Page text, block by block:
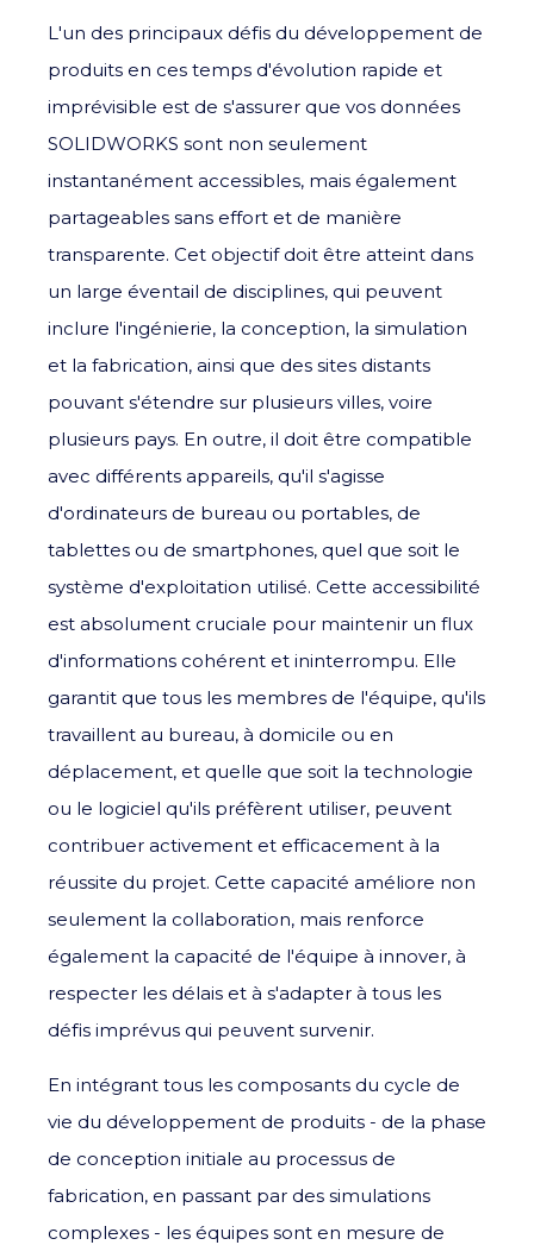
L'un des principaux défis du développement de
produits en ces temps d'évolution rapide et
imprévisible est de s'assurer que vos données
SOLIDWORKS sont non seulement
instantanément accessibles, mais également
partageables sans effort et de manière
transparente. Cet objectif doit être atteint dans
un large éventail de disciplines, qui peuvent
inclure l'ingénierie, la conception, la simulation
et la fabrication, ainsi que des sites distants
pouvant s'étendre sur plusieurs villes, voire
plusieurs pays. En outre, il doit être compatible
avec différents appareils, qu'il s'agisse
d'ordinateurs de bureau ou portables, de
tablettes ou de smartphones, quel que soit le
système d'exploitation utilisé. Cette accessibilité
est absolument cruciale pour maintenir un flux
d'informations cohérent et ininterrompu. Elle
garantit que tous les membres de l'équipe, qu'ils
travaillent au bureau, à domicile ou en
déplacement, et quelle que soit la technologie
ou le logiciel qu'ils préfèrent utiliser, peuvent
contribuer activement et efficacement à la
réussite du projet. Cette capacité améliore non
seulement la collaboration, mais renforce
également la capacité de l'équipe à innover, à
respecter les délais et à s'adapter à tous les
défis imprévus qui peuvent survenir.
En intégrant tous les composants du cycle de
vie du développement de produits - de la phase
de conception initiale au processus de
fabrication, en passant par des simulations
complexes - les équipes sont en mesure de